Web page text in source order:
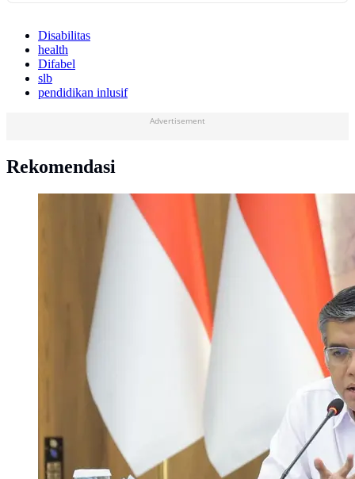
Disabilitas
health
Difabel
slb
pendidikan inlusif
Advertisement
Rekomendasi